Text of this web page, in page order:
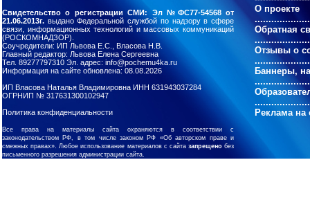
О проекте
Обратная
Отзывы о
Баннеры,
Реклама на
Свидетельство о регистрации СМИ: Эл №ФС77-54568 от
21.06.2013г. выдано Федеральной службой по надзору в сфере
связи, информационных технологий и массовых коммуникаций
(РОСКОМНАДЗОР).
Соучредители: ИП Львова Е.С., Власова Н.В.
Главный редактор: Львова Елена Сергеевна
Тел. 89277797310 Эл. адрес: info@pochemu4ka.ru
Информация на сайте обновлена: 08.08.2026
ИП Власова Наталья Владимировна ИНН 631943037284
ОГРНИП № 317631300102947
Политика конфиденциальности
Все права на материалы сайта охраняются в соответствии с
законодательством РФ, в том числе законом РФ «Об авторском праве и
смежных правах». Любое использование материалов с сайта запрещенобез
письменного разрешения администрации сайта.